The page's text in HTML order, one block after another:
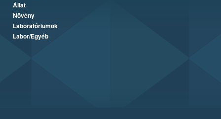
Állat
Növény
Laboratóriumok
Labor/Egyéb